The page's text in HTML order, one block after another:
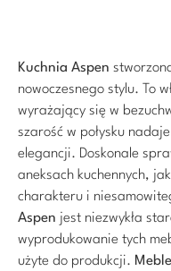
Kuchnia Aspen
nowoczesnego stylu. To
wyrażający się w
szarość w połysku
elegancji. Doskonale
aneksach kuchennych,
charakteru i
Aspen jest niezwykła
wyprodukowanie tych
użyte do produkcji.